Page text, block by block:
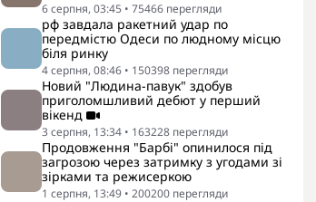
6 серпня, 03:45 • 75466 перегляди
рф завдала ракетний удар по
передмістю Одеси по людному місцю
біля ринку
4 серпня, 08:46 • 150398 перегляди
Новий "Людина-павук" здобув
приголомшливий дебют у перший
вікенд
3 серпня, 13:34 • 163228 перегляди
Продовження "Барбі" опинилося під
загрозою через затримку з угодами зі
зірками та режисеркою
1 серпня, 13:49 • 200200 перегляди